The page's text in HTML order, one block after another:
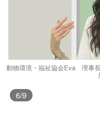
動物環境・福祉協会Eva 理事
6/9